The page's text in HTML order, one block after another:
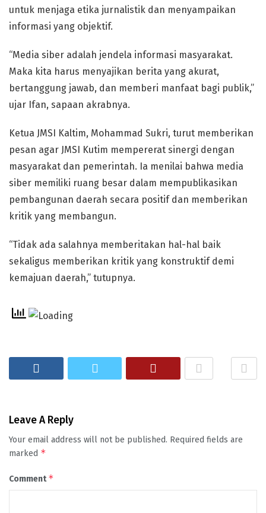
untuk menjaga etika jurnalistik dan menyampaikan
informasi yang objektif.
“Media siber adalah jendela informasi masyarakat.
Maka kita harus menyajikan berita yang akurat,
bertanggung jawab, dan memberi manfaat bagi publik,”
ujar Ifan, sapaan akrabnya.
Ketua JMSI Kaltim, Mohammad Sukri, turut memberikan
pesan agar JMSI Kutim mempererat sinergi dengan
masyarakat dan pemerintah. Ia menilai bahwa media
siber memiliki ruang besar dalam mempublikasikan
pembangunan daerah secara positif dan memberikan
kritik yang membangun.
“Tidak ada salahnya memberitakan hal-hal baik
sekaligus memberikan kritik yang konstruktif demi
kemajuan daerah,” tutupnya.
Leave A Reply
Your email address will not be published. Required fields are
marked *
Comment*